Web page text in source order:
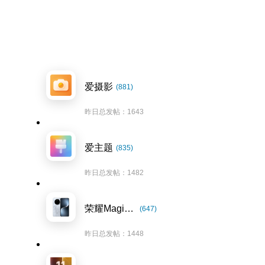
爱摄影 (881)
昨日总发帖：1643
爱主题 (835)
昨日总发帖：1482
荣耀Magic7系列 (647)
昨日总发帖：1448